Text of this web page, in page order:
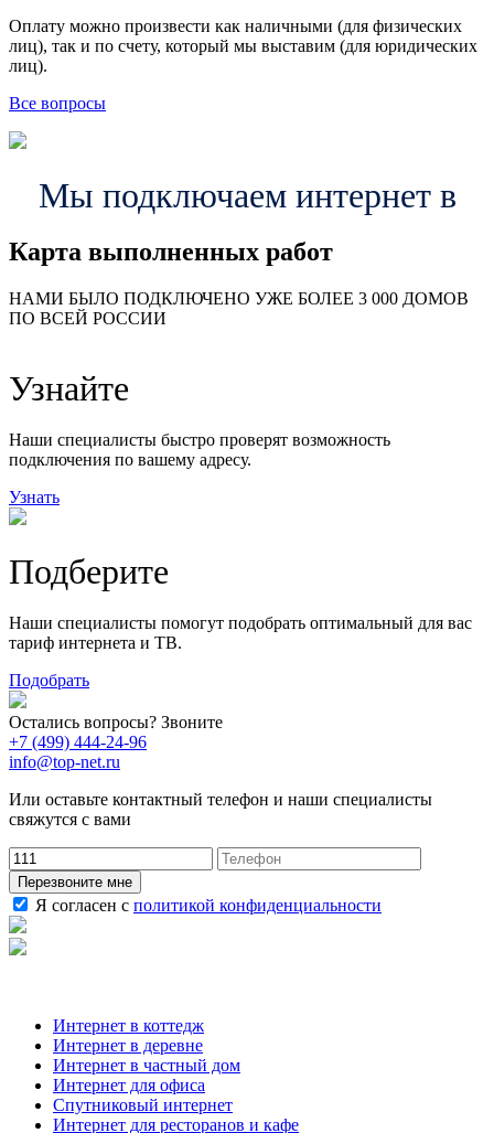
Оплату можно произвести как наличными (для физических
лиц), так и по счету, который мы выставим (для юридических
лиц).
Все вопросы
Мы подключаем интернет в
Карта выполненных работ
НАМИ БЫЛО ПОДКЛЮЧЕНО УЖЕ БОЛЕЕ 3 000 ДОМОВ
ПО ВСЕЙ РОССИИ
57
29
99
48
Узнайте
Наши специалисты быстро проверят возможность
подключения по вашему адресу.
Узнать
Подберите
Наши специалисты помогут подобрать оптимальный для вас
тариф интернета и ТВ.
Подобрать
Остались вопросы? Звоните
+7 (499) 444-24-96
info@top-net.ru
Или оставьте контактный телефон и наши специалисты
свяжутся с вами
Перезвоните мне
Я согласен с политикой конфиденциальности
Интернет в коттедж
Интернет в деревне
Интернет в частный дом
Интернет для офиса
Спутниковый интернет
Интернет для ресторанов и кафе